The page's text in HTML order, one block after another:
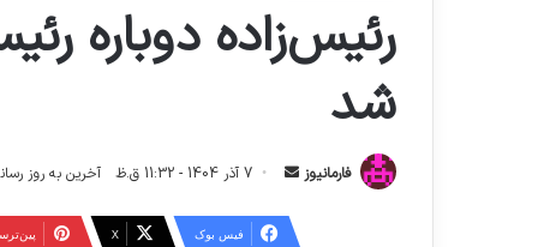
رئیس‌زاده دوباره
شد
فارمانیوز
س
7 آذر 1404 - 11:32 ق.ظ آخرین به روز رسانی: 8 آذر 1404 -
فیس بوک X